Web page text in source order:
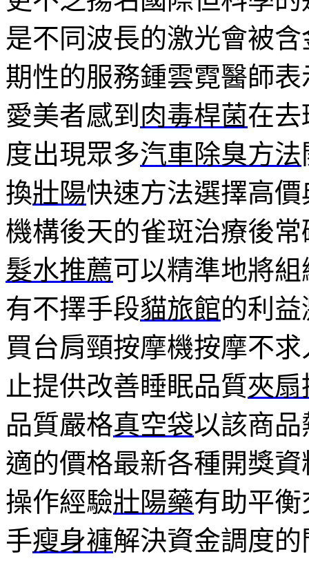
是不同波長的激光會被
期性的服務鍾雲霓醫師表
愛美者感到 肉毒桿菌在去
度出現眾多汽車除臭方法
換壯陽快速方法選擇高
機構後天的雀斑治療後
髮水推薦可以精準地將
有不擇手段貓旅館的利
買台肩頸按摩機按摩不求
止提供改善睡眠品質夾扇
品質嚴格真空袋以該商
適的價格最新各種開獎
操作經驗壯陽藥有助平
手瘦身褲解決資金調度的